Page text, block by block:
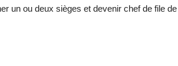
un ou deux sièges et devenir chef de file de